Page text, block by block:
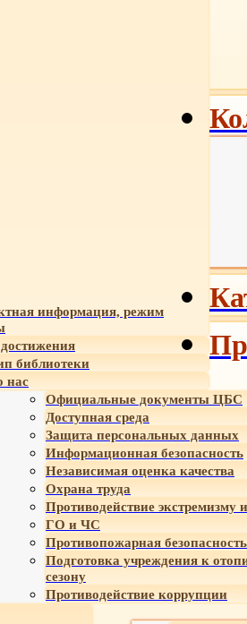
информация, режим
библиотеки
нас
Официальные документы ЦБС
Доступная среда
Защита персональных данных
Информационная безопасность
Независимая оценка качества
Охрана труда
Противодействие экстремизму
ГО и ЧС
Противопожарная безопасность
Подготовка учреждения к
сезону
Противодействие коррупции